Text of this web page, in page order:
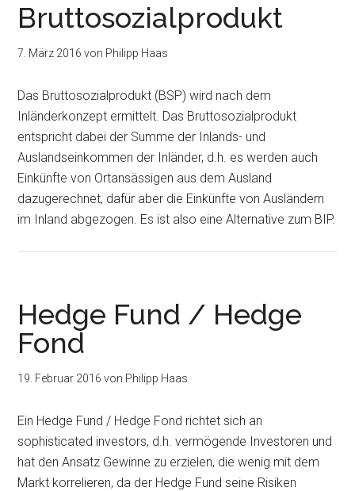
Bruttosozialprodukt
7. März 2016 von Philipp Haas
Das Bruttosozialprodukt (BSP) wird nach dem
Inländerkonzept ermittelt. Das Bruttosozialprodukt
entspricht dabei der Summe der Inlands- und
Auslandseinkommen der Inländer, d.h. es werden auch
Einkünfte von Ortansässigen aus dem Ausland
dazugerechnet, dafür aber die Einkünfte von Ausländern
im Inland abgezogen. Es ist also eine Alternative zum BIP.
Hedge Fund / Hedge
Fond
19. Februar 2016 von Philipp Haas
Ein Hedge Fund / Hedge Fond richtet sich an
sophisticated investors, d.h. vermögende Investoren und
hat den Ansatz Gewinne zu erzielen, die wenig mit dem
Markt korrelieren, da der Hedge Fund seine Risiken